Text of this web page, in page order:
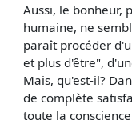
Aussi, le bonheur,
humaine, ne
paraît procéder
et plus d'être",
Mais, qu'est-il?
de complète
toute la